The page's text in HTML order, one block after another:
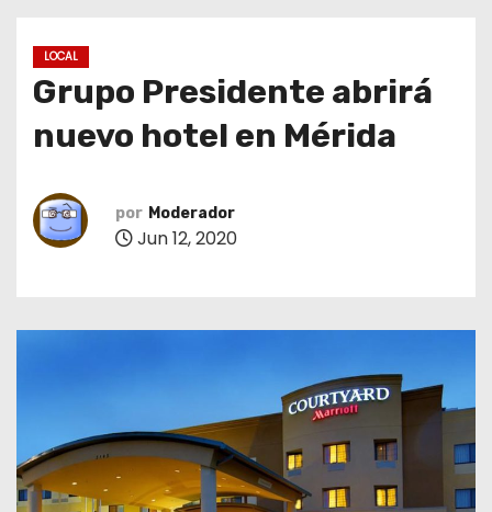
LOCAL
Grupo Presidente abrirá
nuevo hotel en Mérida
por Moderador
Jun 12, 2020